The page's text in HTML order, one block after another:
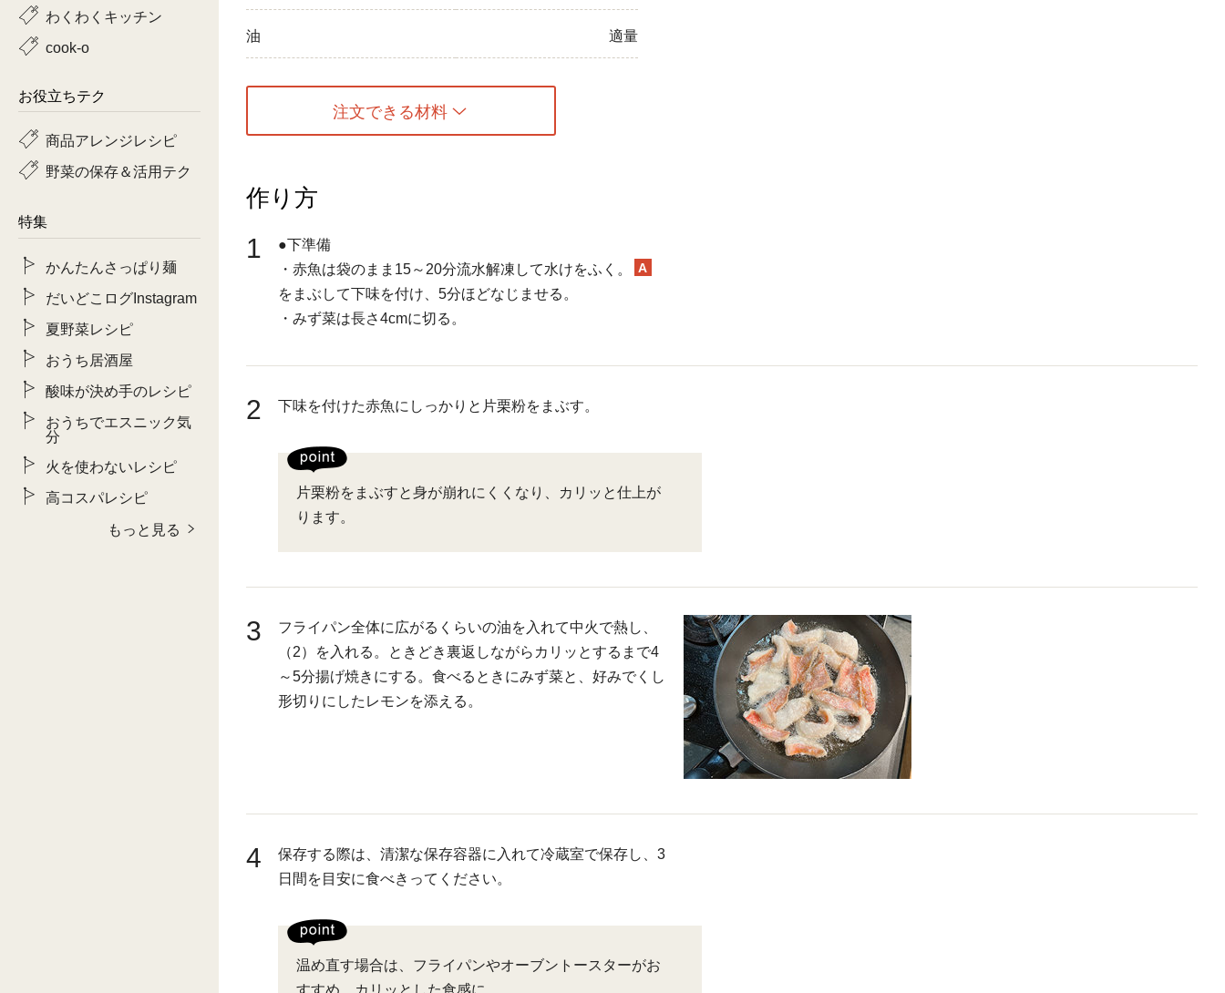
油 適量
注文できる材料
作り方
1
●下準備
・赤魚は袋のまま15～20分流水解凍して水けをふく。
A
をまぶして下味を付け、5分ほどなじませる。
・みず菜は長さ4cmに切る。
2 下味を付けた赤魚にしっかりと片栗粉をまぶす。
片栗粉をまぶすと身が崩れにくくなり、カリッと仕上が
ります。
3
フライパン全体に広がるくらいの油を入れて中火で熱し、
（2）を入れる。ときどき裏返しながらカリッとするまで4
～5分揚げ焼きにする。食べるときにみず菜と、好みでくし
形切りにしたレモンを添える。
4
保存する際は、清潔な保存容器に入れて冷蔵室で保存し、3
日間を目安に食べきってください。
温め直す場合は、フライパンやオーブントースターがお
すすめ。カリッとした食感に。
わくわくキッチン
cook-o
お役立ちテク
商品アレンジレシピ
野菜の保存＆活用テク
特集
かんたんさっぱり麺
だいどこログInstagram
夏野菜レシピ
おうち居酒屋
酸味が決め手のレシピ
おうちでエスニック気
分
火を使わないレシピ
高コスパレシピ
もっと見る